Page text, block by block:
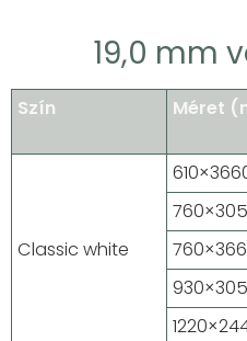
19,0 mm
Szín Méret
Classic white